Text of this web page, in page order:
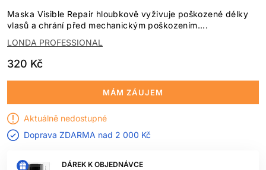
Maska Visible Repair hloubkově vyživuje poškozené délky
vlasů a chrání před mechanickým poškozením....
LONDA PROFESSIONAL
320 Kč
DÁREK K OBJEDNÁVCE
MÁM ZÁUJEM
Aktuálně nedostupné
Doprava ZDARMA nad 2 000 Kč